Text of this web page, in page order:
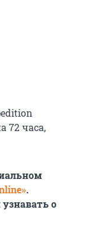
72 часа,
.
о